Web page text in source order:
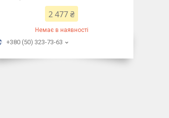
2 477 ₴
Немає в наявності
+380 (50) 323-73-63